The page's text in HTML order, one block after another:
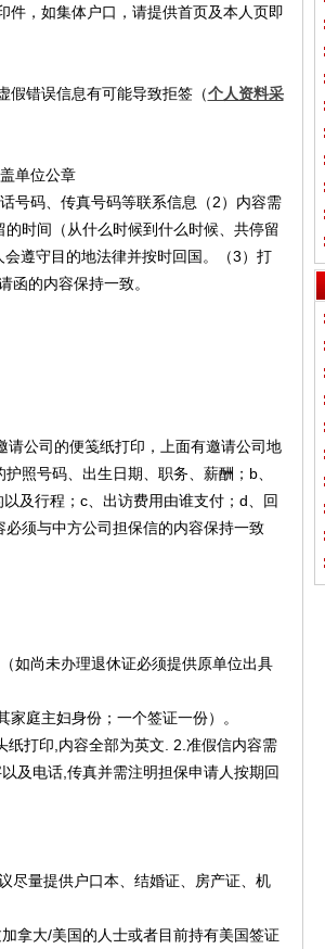
件，如集体户口，请提供首页及本人页即
假错误信息有可能导致拒签（个人资料采
单位公章
号码、传真号码等联系信息（2）内容需
时间（从什么时候到什么时候、共停留
遵守目的地法律并按时回国。（3）打
函的内容保持一致。
公司的便笺纸打印，上面有邀请公司地
照号码、出生日期、职务、薪酬；b、
及行程；c、出访费用由谁支付；d、回
须与中方公司担保信的内容保持一致
如尚未办理退休证必须提供原单位出具
庭主妇身份；一个签证一份）。
打印,内容全部为英文. 2.准假信内容需
及电话,传真并需注明担保申请人按期回
尽量提供户口本、结婚证、房产证、机
拿大/美国的人士或者目前持有美国签证